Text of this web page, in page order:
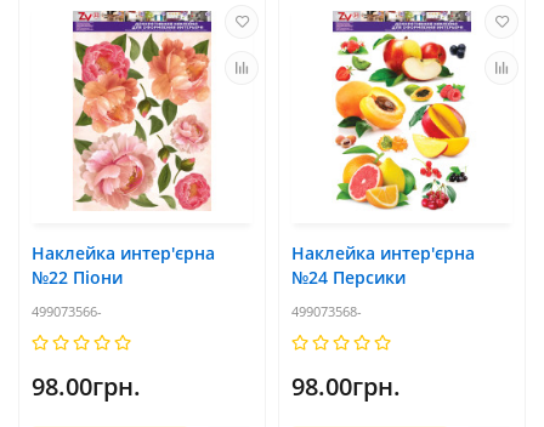
Наклейка интер'єрна
№22 Піони
499073566-
98.00грн.
Наклейка интер'єрна
№24 Персики
499073568-
98.00грн.